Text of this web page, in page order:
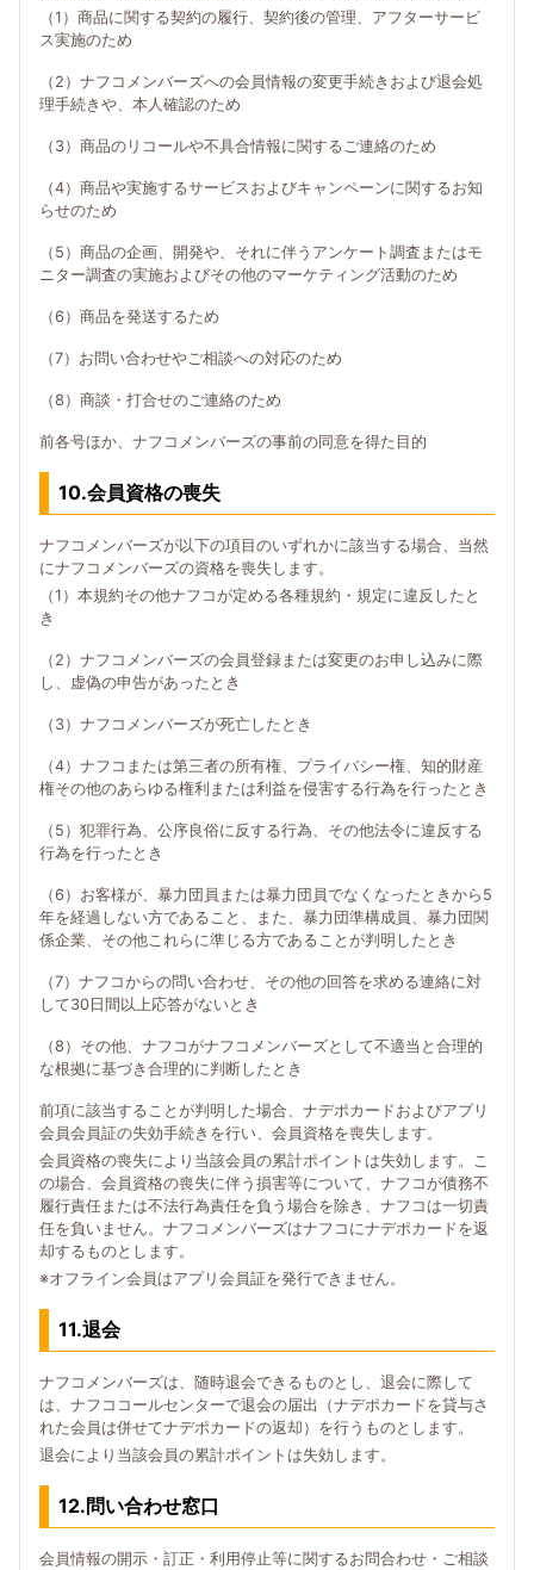
（1）商品に関する契約の履行、契約後の管理、アフターサービ
ス実施のため
（2）ナフコメンバーズへの会員情報の変更手続きおよび退会処
理手続きや、本人確認のため
（3）商品のリコールや不具合情報に関するご連絡のため
（4）商品や実施するサービスおよびキャンペーンに関するお知
らせのため
（5）商品の企画、開発や、それに伴うアンケート調査またはモ
ニター調査の実施およびその他のマーケティング活動のため
（6）商品を発送するため
（7）お問い合わせやご相談への対応のため
（8）商談・打合せのご連絡のため
前各号ほか、ナフコメンバーズの事前の同意を得た目的
10.会員資格の喪失
ナフコメンバーズが以下の項目のいずれかに該当する場合、当然
にナフコメンバーズの資格を喪失します。
（1）本規約その他ナフコが定める各種規約・規定に違反したと
き
（2）ナフコメンバーズの会員登録または変更のお申し込みに際
し、虚偽の申告があったとき
（3）ナフコメンバーズが死亡したとき
（4）ナフコまたは第三者の所有権、プライバシー権、知的財産
権その他のあらゆる権利または利益を侵害する行為を行ったとき
（5）犯罪行為、公序良俗に反する行為、その他法令に違反する
行為を行ったとき
（6）お客様が、暴力団員または暴力団員でなくなったときから5
年を経過しない方であること、また、暴力団準構成員、暴力団関
係企業、その他これらに準じる方であることが判明したとき
（7）ナフコからの問い合わせ、その他の回答を求める連絡に対
して30日間以上応答がないとき
（8）その他、ナフコがナフコメンバーズとして不適当と合理的
な根拠に基づき合理的に判断したとき
前項に該当することが判明した場合、ナデポカードおよびアプリ
会員会員証の失効手続きを行い、会員資格を喪失します。
会員資格の喪失により当該会員の累計ポイントは失効します。こ
の場合、会員資格の喪失に伴う損害等について、ナフコが債務不
履行責任または不法行為責任を負う場合を除き、ナフコは一切責
任を負いません。ナフコメンバーズはナフコにナデポカードを返
却するものとします。
※オフライン会員はアプリ会員証を発行できません。
11.退会
ナフコメンバーズは、随時退会できるものとし、退会に際して
は、ナフココールセンターで退会の届出（ナデポカードを貸与さ
れた会員は併せてナデポカードの返却）を行うものとします。
退会により当該会員の累計ポイントは失効します。
12.問い合わせ窓口
会員情報の開示・訂正・利用停止等に関するお問合わせ・ご相談